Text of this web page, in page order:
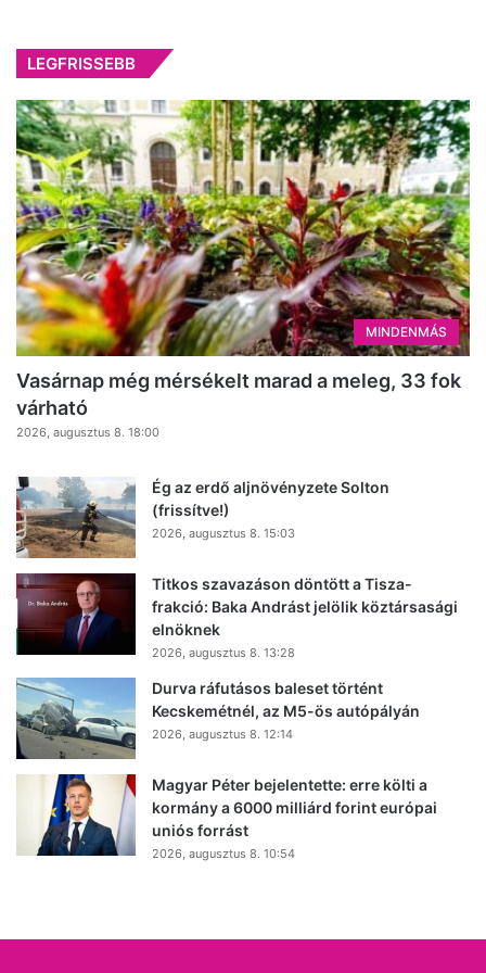
LEGFRISSEBB
MINDENMÁS
Vasárnap még mérsékelt marad a meleg, 33 fok
várható
2026, augusztus 8. 18:00
Ég az erdő aljnövényzete Solton
(frissítve!)
2026, augusztus 8. 15:03
Titkos szavazáson döntött a Tisza-
frakció: Baka Andrást jelölik köztársasági
elnöknek
2026, augusztus 8. 13:28
Durva ráfutásos baleset történt
Kecskemétnél, az M5-ös autópályán
2026, augusztus 8. 12:14
Magyar Péter bejelentette: erre költi a
kormány a 6000 milliárd forint európai
uniós forrást
2026, augusztus 8. 10:54